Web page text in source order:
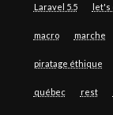
Laravel 5.5
macro marche
piratage éthique
québec rest